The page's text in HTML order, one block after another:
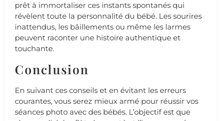
prêt à immortaliser ces instants spontanés qui
révèlent toute la personnalité du bébé. Les sourires
inattendus, les bâillements ou même les larmes
peuvent raconter une histoire authentique et
touchante.
Conclusion
En suivant ces conseils et en évitant les erreurs
courantes, vous serez mieux armé pour réussir vos
séances photo avec des bébés. L’objectif est que